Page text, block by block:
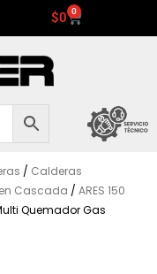
$0 0
Carrito
/ Calderas
Cascada / ARES 150
Quemador Gas